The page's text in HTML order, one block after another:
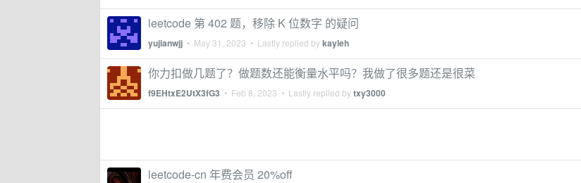
leetcode 第 402 题，移除 K 位数字 的疑问
yujianwjj • May 31, 2023 • Lastly replied bykayleh
你力扣做几题了？做题数还能衡量水平吗？我做了很多题还是很菜
f9EHtxE2UtX3fG3 • Feb 8, 2023 • Lastly replied bytxy3000
leetcode-cn 年费会员 20%off